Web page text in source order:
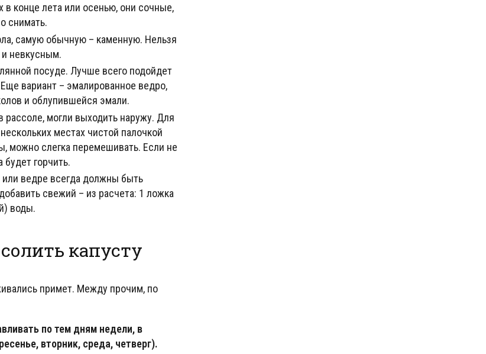
конце лета или осенью, они сочные,
снимать.
самую обычную – каменную. Нельзя
невкусным.
посуде. Лучше всего подойдет
вариант – эмалированное ведро,
и облупившейся эмали.
могли выходить наружу. Для
местах чистой палочкой
можно слегка перемешивать. Если не
горчить.
ведре всегда должны быть
свежий – из расчета: 1 ложка
воды.
капусту
примет. Между прочим, по
по тем дням недели, в
вторник, среда, четверг).